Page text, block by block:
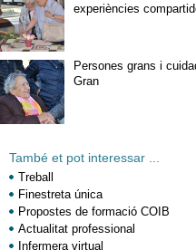
experiències
Persones grans i
Gran
També et pot interessar ...
Treball
Finestreta única
Propostes de formació COIB
Actualitat professional
Infermera virtual